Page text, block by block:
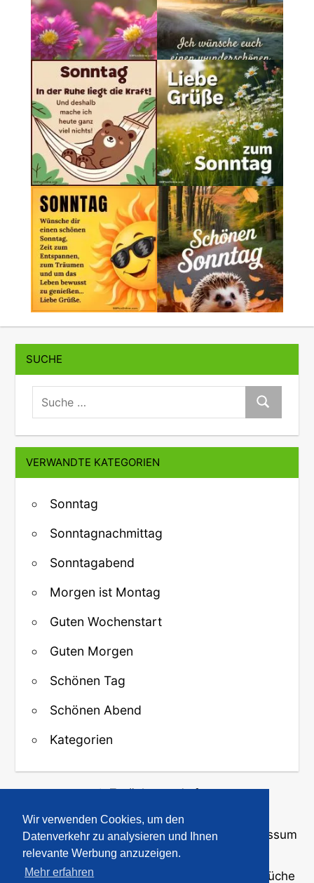
Wir verwenden Cookies, um den
Datenverkehr zu analysieren und Ihnen
relevante Werbung anzuzeigen.
Mehr erfahren
SUCHE
suche:
Suche
VERWANDTE KATEGORIEN
Sonntag
Sonntagnachmittag
Sonntagabend
Morgen ist Montag
Guten Wochenstart
Guten Morgen
Schönen Tag
Schönen Abend
Kategorien
↑ Zurück zum Anfang
Über uns·Kontakt·Datenschutz Impressum
© 2008-2026 · Bilder und Sprüche